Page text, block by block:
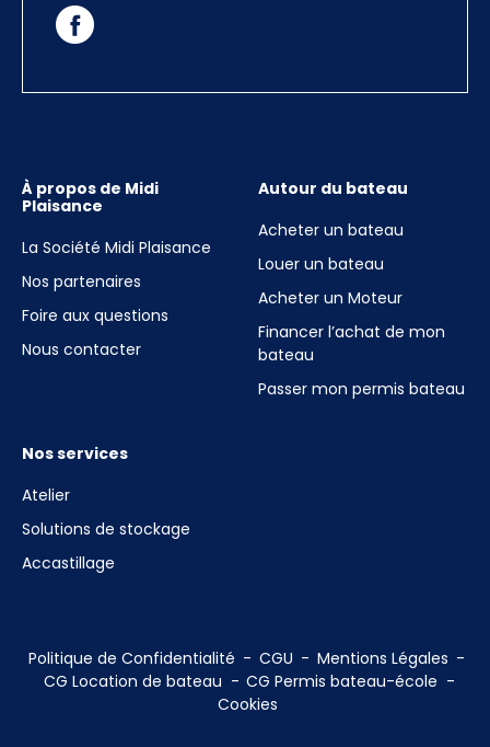
À propos de Midi
Plaisance
La Société Midi Plaisance
Nos partenaires
Foire aux questions
Nous contacter
Autour du bateau
Acheter un bateau
Louer un bateau
Acheter un Moteur
Financer l’achat de mon
bateau
Passer mon permis bateau
Nos services
Atelier
Solutions de stockage
Accastillage
Politique de Confidentialité CGU
Mentions Légales
CG Location de bateau
CG Permis bateau-école
Cookies